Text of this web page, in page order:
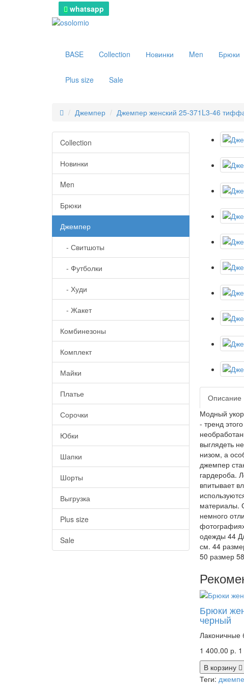
whatsapp
BASE Collection Новинки Men Брюки
Plus size Sale
Джемпер Джемпер женский 25-371L3-46
Collection
Новинки
Men
Брюки
Джемпер
- Свитшоты
- Футболки
- Худи
- Жакет
Комбинезоны
Комплект
Майки
Платье
Сорочки
Юбки
Шапки
Шорты
Выгрузка
Plus size
Sale
Описание
Модный
- тренд
выглядеть
низом, а
джемпер
гардероба.
впитывает
материалы.
немного
одежды 44
см. 44
50 размер
Брюки
черный
Лаконичные
1 400.00 р.
В корзину
Теги: